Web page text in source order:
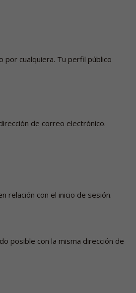
por cualquiera. Tu perfil público
de correo electrónico.
relación con el inicio de sesión.
posible con la misma dirección de